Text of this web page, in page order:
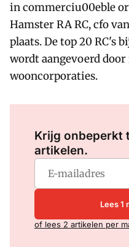
in commerciu00eble
Hamster RA RC, cfo
plaats. De top 20 RC's
wordt aangevoerd
wooncorporaties.
Krijg onbeperkt
artikelen.
Lees 1
of lees 2 artikelen per